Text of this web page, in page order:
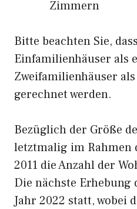
Zimmern
Bitte beachten Sie,
Einfamilienhäuser als
Zweifamilienhäuser
gerechnet werden.
Bezüglich der Größe
letztmalig im Rahmen
2011 die Anzahl der
Die nächste Erhebung
Jahr 2022 statt, wobei